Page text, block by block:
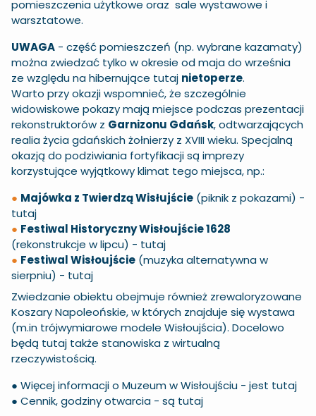
pomieszczenia użytkowe oraz sale wystawowe i
warsztatowe.
UWAGA - część pomieszczeń (np. wybrane kazamaty)
można zwiedzać tylko w okresie od maja do września
ze względu na hibernujące tutaj nietoperze.
Warto przy okazji wspomnieć, że szczególnie
widowiskowe pokazy mają miejsce podczas prezentacji
rekonstruktorów z Garnizonu Gdańsk, odtwarzających
realia życia gdańskich żołnierzy z XVIII wieku. Specjalną
okazją do podziwiania fortyfikacji są imprezy
korzystujące wyjątkowy klimat tego miejsca, np.:
● Majówka z Twierdzą Wisłujście (piknik z pokazami) -
tutaj
● Festiwal Historyczny Wisłoujście 1628
(rekonstrukcje w lipcu) - tutaj
● Festiwal Wisłoujście (muzyka alternatywna w
sierpniu) - tutaj
Zwiedzanie obiektu obejmuje również zrewaloryzowane
Koszary Napoleońskie, w których znajduje się wystawa
(m.in trójwymiarowe modele Wisłoujścia). Docelowo
będą tutaj także stanowiska z wirtualną
rzeczywistością.
● Więcej informacji o Muzeum w Wisłoujściu - jest tutaj
● Cennik, godziny otwarcia - są tutaj